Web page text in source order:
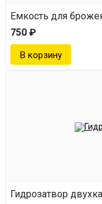
Емкость для
750 ₽
Гидрозатвор